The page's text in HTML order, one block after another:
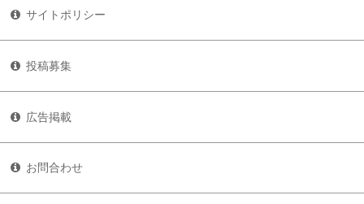
サイトポリシー
投稿募集
広告掲載
お問合わせ